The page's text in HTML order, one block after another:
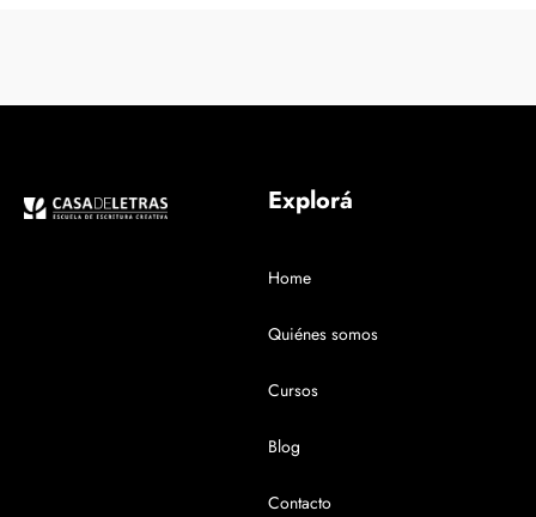
Explorá
Home
Quiénes somos
Cursos
Blog
Contacto